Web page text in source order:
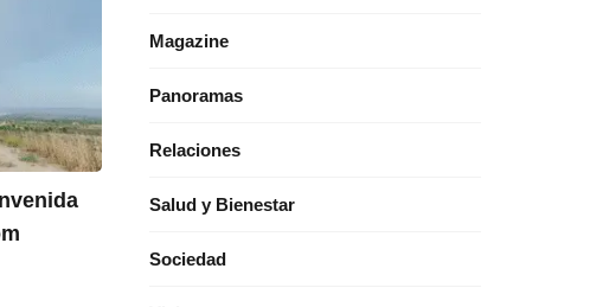
Magazine
Panoramas
Relaciones
Salud y Bienestar
Sociedad